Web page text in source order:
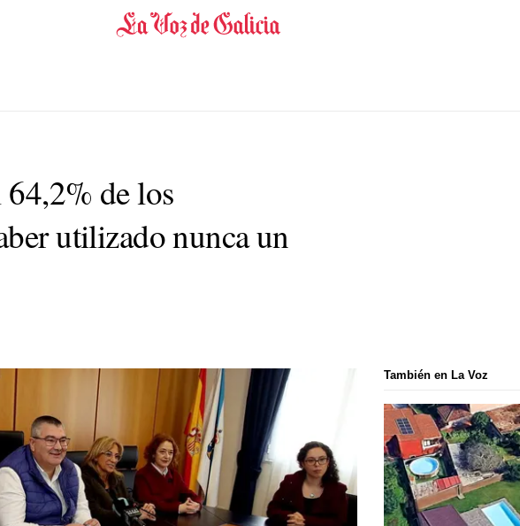
de los
utilizado nunca un
También en La Voz